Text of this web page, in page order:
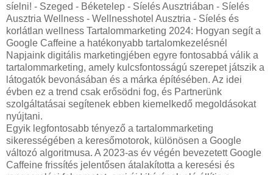
síelni! - Szeged - Béketelep - Síelés Ausztriában - Síelés
Ausztria Wellness - Wellnesshotel Ausztria - Síelés és
korlátlan wellness Tartalommarketing 2024: Hogyan segít a
Google Caffeine a hatékonyabb tartalomkezelésnél
Napjaink digitális marketingjében egyre fontosabbá válik a
tartalommarketing, amely kulcsfontosságú szerepet játszik a
látogatók bevonásában és a márka építésében. Az idei
évben ez a trend csak erősödni fog, és Partnerünk
szolgáltatásai segítenek ebben kiemelkedő megoldásokat
nyújtani.
Egyik legfontosabb tényező a tartalommarketing
sikerességében a keresőmotorok, különösen a Google
változó algoritmusa. A 2023-as év végén bevezetett Google
Caffeine frissítés jelentősen átalakította a keresési és